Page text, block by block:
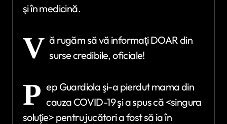
şi în medicină.
V ă rugăm să vă informaţi DOAR din
surse credibile, oficiale!
P ep Guardiola şi-a pierdut mama din
cauza COVID-19 şi a spus că <singura
soluţie> pentru jucători a fost să ia în